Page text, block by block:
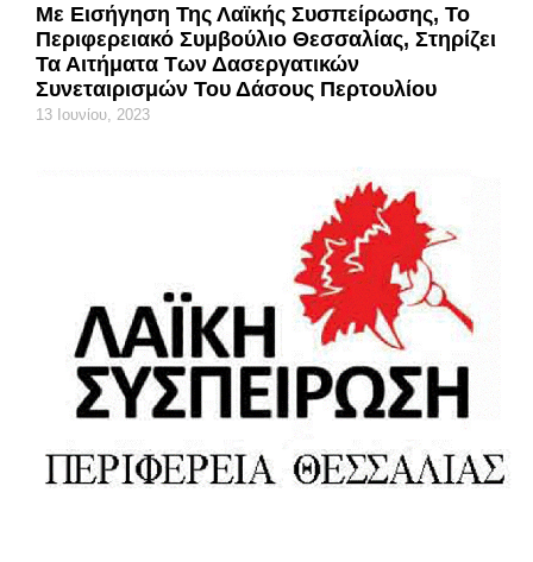
Με Εισήγηση Της Λαϊκής Συσπείρωσης, Το
Περιφερειακό Συμβούλιο Θεσσαλίας, Στηρίζει
Τα Αιτήματα Των Δασεργατικών
Συνεταιρισμών Του Δάσους Περτουλίου
13 Ιουνίου, 2023